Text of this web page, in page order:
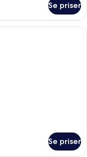
Se priser
kök med ljusa skåp, en
Se priser